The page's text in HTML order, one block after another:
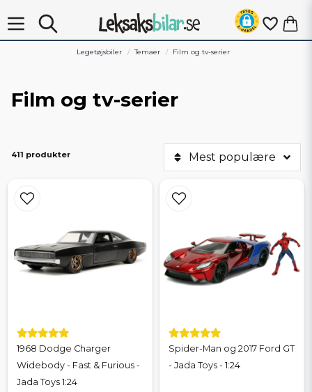
Legetøjsbiler Temaer Film og tv-serier
Film og tv-serier
411 produkter Mest populære
1968 Dodge Charger
Widebody - Fast & Furious -
Jada Toys 1:24
Spider-Man og 2017 Ford GT
- Jada Toys - 1:24